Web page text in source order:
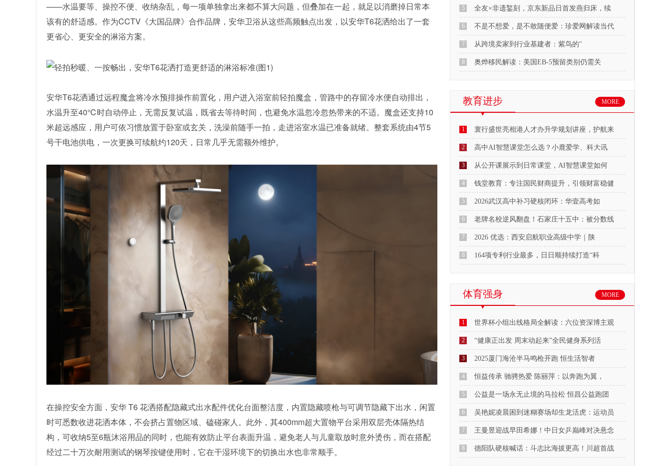
——水温要等、操控不便、收纳杂乱，每一项单独拿出来都不算大问题，但叠加在一起，就足以消磨掉日常本
该有的舒适感。作为CCTV《大国品牌》合作品牌，安华卫浴从这些高频触点出发，以安华T6花洒给出了一套
更省心、更安全的淋浴方案。
安华T6花洒通过远程魔盒将冷水预排操作前置化，用户进入浴室前轻拍魔盒，管路中的存留冷水便自动排出，
水温升至40℃时自动停止，无需反复试温，既省去等待时间，也避免水温忽冷忽热带来的不适。魔盒还支持10
米超远感应，用户可依习惯放置于卧室或玄关，洗澡前随手一拍，走进浴室水温已准备就绪。整套系统由4节5
号干电池供电，一次更换可续航约120天，日常几乎无需额外维护。
在操控安全方面，安华 T6 花洒搭配隐藏式出水配件优化台面整洁度，内置隐藏喷枪与可调节隐藏下出水，闲置
时可悉数收进花洒本体，不会挤占置物区域、磕碰家人。此外，其400mm超大置物平台采用双层壳体隔热结
构，可收纳5至6瓶沐浴用品的同时，也能有效防止平台表面升温，避免老人与儿童取放时意外烫伤，而在搭配
经过二十万次耐用测试的钢琴按键使用时，它在干湿环境下的切换出水也非常顺手。
5 全友×非遗錾刻，京东新品日首发燕归床，续
6 不是不想爱，是不敢随便爱：珍爱网解读当代
7 从跨境卖家到行业基建者：紫鸟的"
8 奥烨移民解读：美国EB-5预留类别仍需关
教育进步 MORE
1 寰行盛世亮相港人才办升学规划讲座，护航来
2 高中AI智慧课堂怎么选？小鹿爱学、科大讯
3 从公开课展示到日常课堂，AI智慧课堂如何
4 钱堂教育：专注国民财商提升，引领财富稳健
5 2026武汉高中补习硬核闭环：华壹高考如
6 老牌名校逆风翻盘！石家庄十五中：被分数线
7 2026 优选：西安启航职业高级中学｜陕
8 164项专利行业最多，日日顺持续打造“科
体育强身 MORE
1 世界杯小组出线格局全解读：六位资深博主观
2 “健康正出发 周末动起来”全民健身系列活
3 2025厦门海沧半马鸣枪开跑 恒生活智者
4 恒益传承 驰骋热爱 陈丽萍：以奔跑为翼，
5 公益是一场永无止境的马拉松 恒昌公益跑团
6 吴艳妮凌晨困到迷糊赛场却生龙活虎：运动员
7 王曼昱迎战早田希娜！中日女乒巅峰对决悬念
8 德阳队硬核喊话：斗志比海拔更高！川超首战